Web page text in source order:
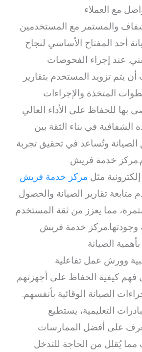
مع العملاء
والمستمر مع المستخدمين
أحد المفتاح الأساسي لنجاح
عند إجراء الفحوصات
يتم تزويد المستخدم بتقارير
المتخذة والإجراءات
بها للحفاظ على الأداء العالي
الشفافية في بناء الثقة بين
وتُساعد في تحقيق تجربة
خدمة فريش
مثل مركز خدمة فريش
تقارير الصيانة والحصول
مما يعزز من ثقة المستخدم
وجودتها.مركز خدمة فريش
الصيانة
وورش عمل تفاعلية
كيفية الحفاظ على أجهزتهم
الصيانة الوقائية بأنفسهم.
التعليمية، يستطيع
على أفضل الممارسات
مما يُقلل من الحاجة للتدخل